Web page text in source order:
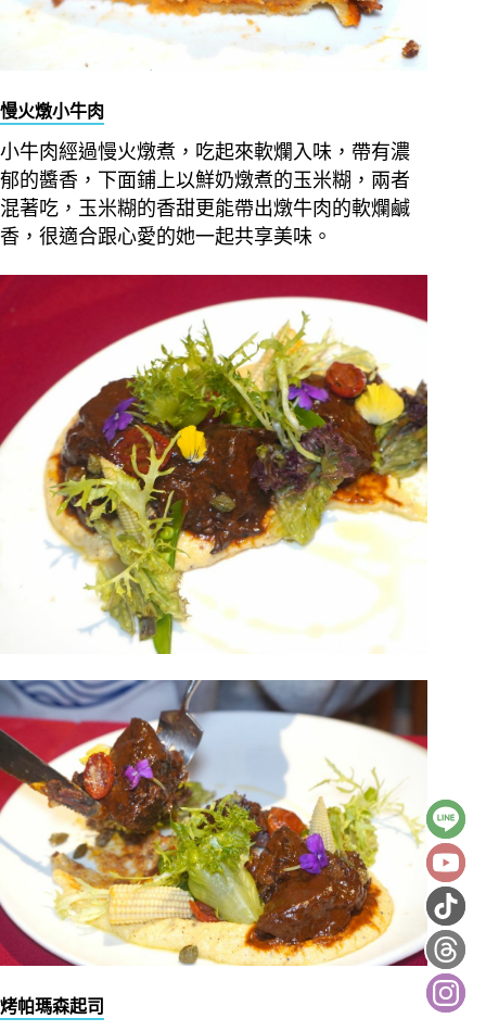
慢火燉小牛肉
小牛肉經過慢火燉煮，吃起來軟爛入味，帶有濃
郁的醬香，下面鋪上以鮮奶燉煮的玉米糊，兩者
混著吃，玉米糊的香甜更能帶出燉牛肉的軟爛鹹
香，很適合跟心愛的她一起共享美味。
烤帕瑪森起司